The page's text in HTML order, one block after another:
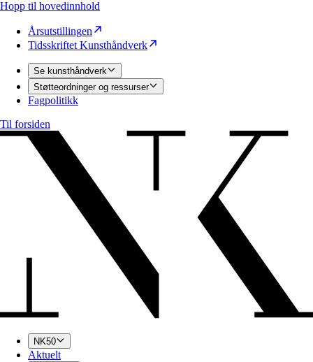
Hopp til hovedinnhold
Årsutstillingen
Tidsskriftet Kunsthåndverk
Se kunsthåndverk
Støtteordninger og ressurser
Fagpolitikk
Til forsiden
NK50
Aktuelt